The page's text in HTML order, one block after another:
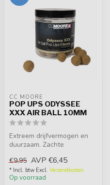
CC MOORE
POP UPS ODYSSEE
XXX AIR BALL 10MM
Extreem drijfvermogen en
duurzaam. Zachte
smaak & aroma...
€9,95 AVP €6,45
* Incl. btw Excl. Verzendkosten
Op voorraad